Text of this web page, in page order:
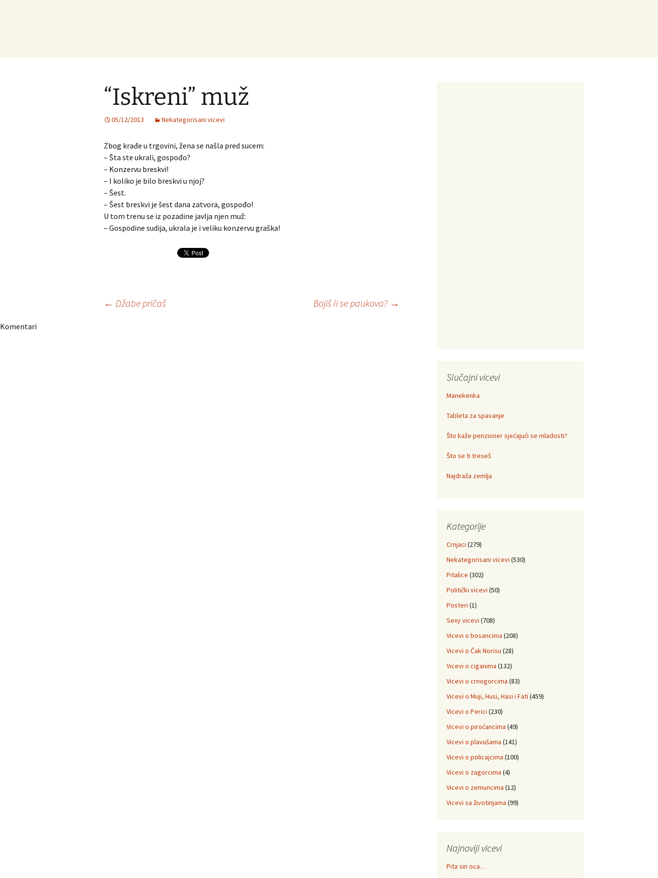
“Iskreni” muž
05/12/2013 Nekategorisani vicevi
Zbog krađe u trgovini, žena se našla pred sucem:
– Šta ste ukrali, gospođo?
– Konzervu breskvi!
– I koliko je bilo breskvi u njoj?
– Šest.
– Šest breskvi je šest dana zatvora, gospođo!
U tom trenu se iz pozadine javlja njen muž:
– Gospodine sudija, ukrala je i veliku konzervu graška!
Navigacija
← Džabe pričaš Bojiš li se paukova? →
Komentari
Slučajni vicevi
Manekenka
Tableta za spavanje
Što kaže penzioner sjećajući se mladosti?
Što se ti treseš
Najdraža zemlja
Kategorije
Crnjaci (279)
Nekategorisani vicevi (530)
Pitalice (302)
Politički vicevi (50)
Posteri (1)
Sexy vicevi (708)
Vicevi o bosancima (208)
Vicevi o Čak Norisu (28)
Vicevi o ciganima (132)
Vicevi o crnogorcima (83)
Vicevi o Muji, Husi, Hasi i Fati (459)
Vicevi o Perici (230)
Vicevi o piroćancima (49)
Vicevi o plavušama (141)
Vicevi o policajcima (100)
Vicevi o zagorcima (4)
Vicevi o zemuncima (12)
Vicevi sa životinjama (99)
Najnoviji vicevi
Pita sin oca…